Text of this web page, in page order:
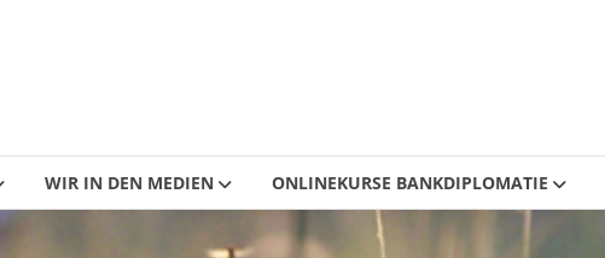
WIR IN DEN MEDIEN ONLINEKURSE BANKDIPLOMATIE